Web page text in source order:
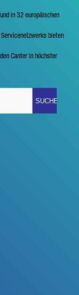
in 32 europäischen
bieten
Canter in höchster